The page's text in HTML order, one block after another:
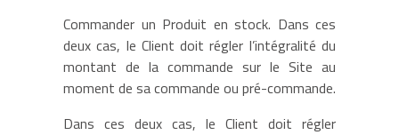
Commander un Produit en stock. Dans ces
deux cas, le Client doit régler l’intégralité du
montant de la commande sur le Site au
moment de sa commande ou pré-commande.
Dans ces deux cas, le Client doit régler